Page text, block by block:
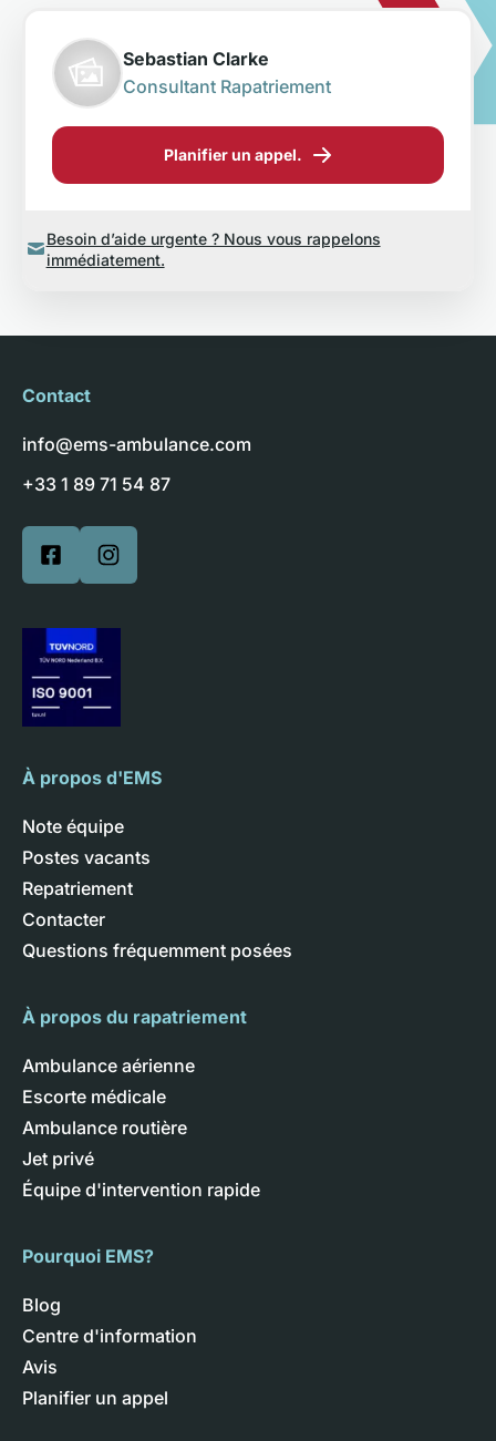
Sebastian Clarke
Consultant Rapatriement
Planifier un appel.
Besoin d’aide urgente ? Nous vous rappelons
immédiatement.
Contact
info@ems-ambulance.com
+33 1 89 71 54 87
À propos d'EMS
Note équipe
Postes vacants
Repatriement
Contacter
Questions fréquemment posées
À propos du rapatriement
Ambulance aérienne
Escorte médicale
Ambulance routière
Jet privé
Équipe d'intervention rapide
Pourquoi EMS?
Blog
Centre d'information
Avis
Planifier un appel